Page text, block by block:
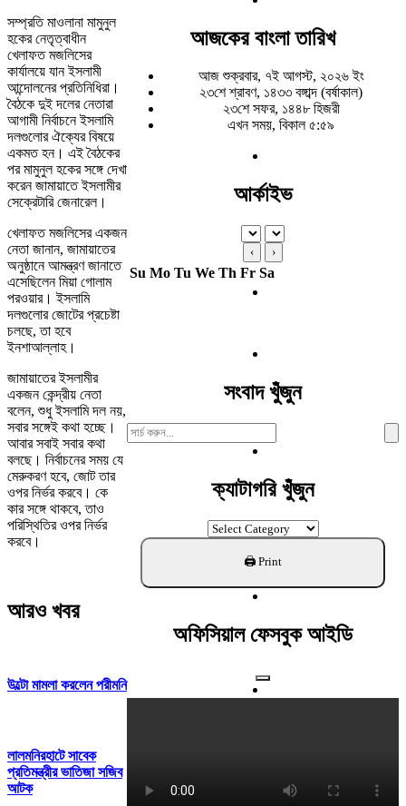
সম্প্রতি মাওলানা মামুনুল
হকের নেতৃত্বাধীন
খেলাফত মজলিসের
কার্যালয়ে যান ইসলামী
আন্দোলনের প্রতিনিধিরা।
বৈঠকে দুই দলের নেতারা
আগামী নির্বাচনে ইসলামি
দলগুলোর ঐক্যের বিষয়ে
একমত হন। এই বৈঠকের
পর মামুনুল হকের সঙ্গে দেখা
করেন জামায়াতে ইসলামীর
সেক্রেটারি জেনারেল।
খেলাফত মজলিসের একজন
নেতা জানান, জামায়াতের
অনুষ্ঠানে আমন্ত্রণ জানাতে
এসেছিলেন মিয়া গোলাম
পরওয়ার। ইসলামি
দলগুলোর জোটের প্রচেষ্টা
চলছে, তা হবে
ইনশাআল্লাহ।
জামায়াতের ইসলামীর
একজন কেন্দ্রীয় নেতা
বলেন, শুধু ইসলামি দল নয়,
সবার সঙ্গেই কথা হচ্ছে।
আবার সবাই সবার কথা
বলছে। নির্বাচনের সময় যে
মেরুকরণ হবে, জোট তার
ওপর নির্ভর করবে। কে
কার সঙ্গে থাকবে, তাও
পরিস্থিতির ওপর নির্ভর
করবে।
আরও খবর
উল্টো মামলা করলেন পরীমনি
লালমনিরহাটে সাবেক
প্রতিমন্ত্রীর ভাতিজা সজিব
আটক
আজকের বাংলা তারিখ
আজ শুক্রবার, ৭ই আগস্ট, ২০২৬ ইং
২৩শে শ্রাবণ, ১৪৩৩ বঙ্গাব্দ (বর্ষাকাল)
২৩শে সফর, ১৪৪৮ হিজরী
এখন সময়, বিকাল ৫:৫৯
আর্কাইভ
‹ ›
Su Mo Tu We Th Fr Sa
সংবাদ খুঁজুন
Search
For:
ক্যাটাগরি খুঁজুন
ক্যাটাগরি
খুঁজুন
অফিসিয়াল ফেসবুক আইডি